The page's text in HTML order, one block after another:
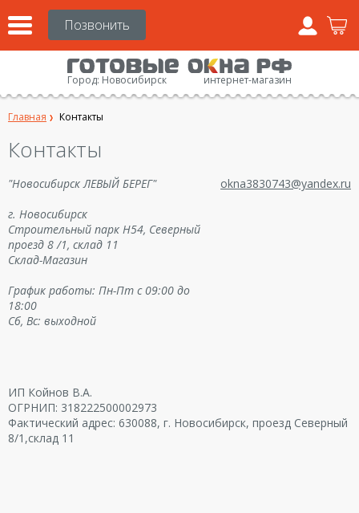
Город: Новосибирск интернет-магазин
Главная Контакты
Контакты
"Новосибирск ЛЕВЫЙ БЕРЕГ"
г. Новосибирск
Строительный парк Н54, Северный
проезд 8 /1, склад 11
Склад-Магазин
График работы: Пн-Пт с 09:00 до
18:00
Сб, Вс: выходной
okna3830743@yandex.ru
ИП Койнов В.А.
ОГРНИП: 318222500002973
Фактический адрес: 630088, г. Новосибирск, проезд Северный
8/1,склад 11